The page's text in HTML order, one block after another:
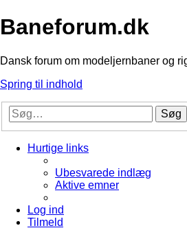
Baneforum.dk
Dansk forum om modeljernbaner og
Spring til indhold
Søg
Hurtige links
Ubesvarede indlæg
Aktive emner
Log ind
Tilmeld